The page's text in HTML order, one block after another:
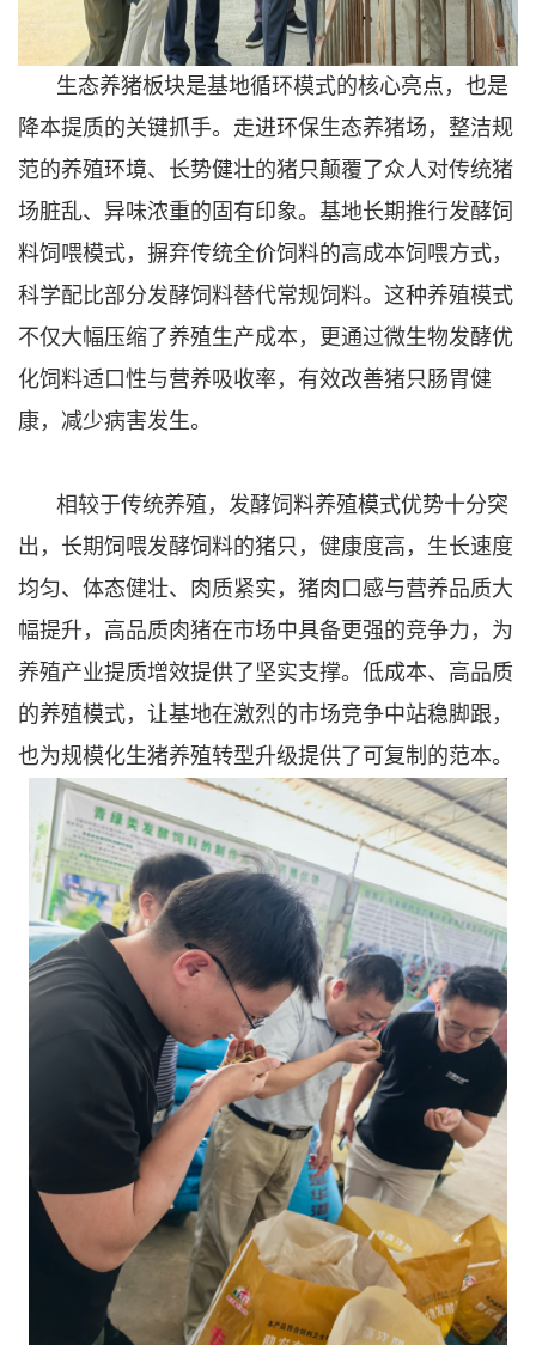
生态养猪板块是基地循环模式的核心亮点，也是
降本提质的关键抓手。走进环保生态养猪场，整洁规
范的养殖环境、长势健壮的猪只颠覆了众人对传统猪
场脏乱、异味浓重的固有印象。基地长期推行发酵饲
料饲喂模式，摒弃传统全价饲料的高成本饲喂方式，
科学配比部分发酵饲料替代常规饲料。这种养殖模式
不仅大幅压缩了养殖生产成本，更通过微生物发酵优
化饲料适口性与营养吸收率，有效改善猪只肠胃健
康，减少病害发生。
相较于传统养殖，发酵饲料养殖模式优势十分突
出，长期饲喂发酵饲料的猪只， 健康度高， 生长速度
均匀、体态健壮、肉质紧实，猪肉口感与营养品质大
幅提升，高品质肉猪在市场中具备更强的竞争力，为
养殖产业提质增效提供了坚实支撑。低成本、高品质
的养殖模式，让基地在激烈的市场竞争中站稳脚跟，
也为规模化生猪养殖转型升级提供了可复制的范本。